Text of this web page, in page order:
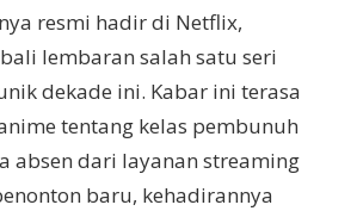
resmi hadir di Netflix,
lembaran salah satu seri
dekade ini. Kabar ini terasa
tentang kelas pembunuh
absen dari layanan streaming
baru, kehadirannya